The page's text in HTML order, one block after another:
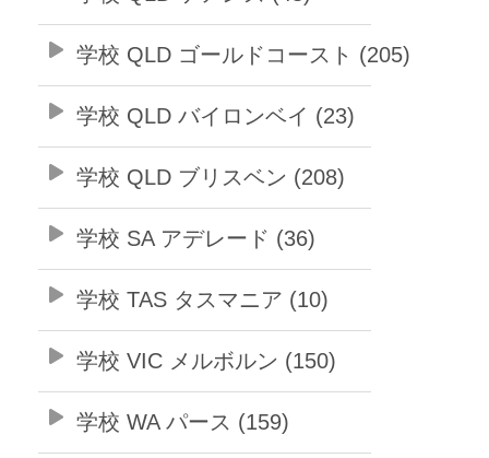
学校 QLD ゴールドコースト (205)
学校 QLD バイロンベイ (23)
学校 QLD ブリスベン (208)
学校 SA アデレード (36)
学校 TAS タスマニア (10)
学校 VIC メルボルン (150)
学校 WA パース (159)